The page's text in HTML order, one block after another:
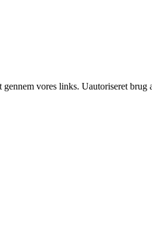
vores links. Uautoriseret